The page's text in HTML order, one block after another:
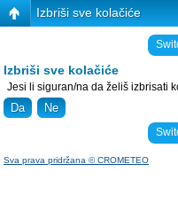
Izbriši sve kolačiće
Izbriši sve kolačiće
Jesi li siguran/na da želiš izbrisati
Sva prava pridržana © CROMETEO